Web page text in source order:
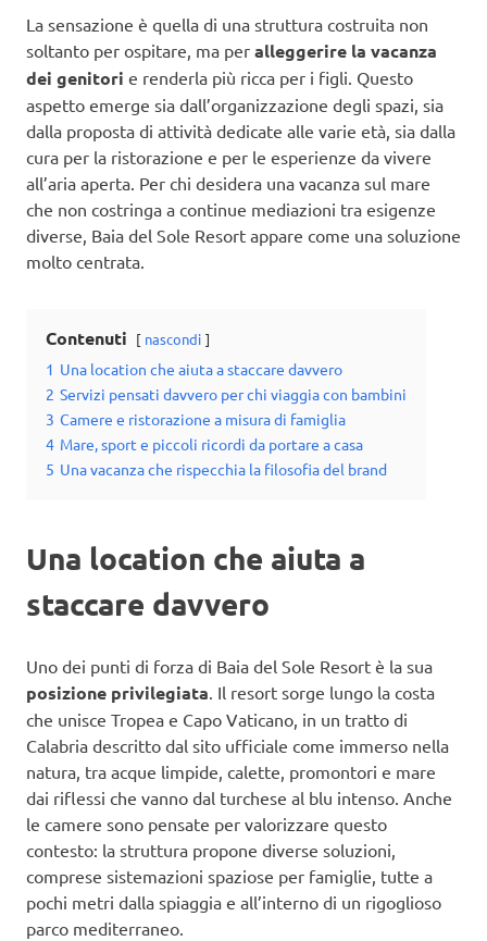
La sensazione è quella di una struttura costruita non
soltanto per ospitare, ma per alleggerire la vacanza
dei genitori e renderla più ricca per i figli. Questo
aspetto emerge sia dall’organizzazione degli spazi, sia
dalla proposta di attività dedicate alle varie età, sia dalla
cura per la ristorazione e per le esperienze da vivere
all’aria aperta. Per chi desidera una vacanza sul mare
che non costringa a continue mediazioni tra esigenze
diverse, Baia del Sole Resort appare come una soluzione
molto centrata.
Contenuti nascondi
1 Una location che aiuta a staccare davvero
2 Servizi pensati davvero per chi viaggia con bambini
3 Camere e ristorazione a misura di famiglia
4 Mare, sport e piccoli ricordi da portare a casa
5 Una vacanza che rispecchia la filosofia del brand
Una location che aiuta a
staccare davvero
Uno dei punti di forza di Baia del Sole Resort è la sua
posizione privilegiata. Il resort sorge lungo la costa
che unisce Tropea e Capo Vaticano, in un tratto di
Calabria descritto dal sito ufficiale come immerso nella
natura, tra acque limpide, calette, promontori e mare
dai riflessi che vanno dal turchese al blu intenso. Anche
le camere sono pensate per valorizzare questo
contesto: la struttura propone diverse soluzioni,
comprese sistemazioni spaziose per famiglie, tutte a
pochi metri dalla spiaggia e all’interno di un rigoglioso
parco mediterraneo.